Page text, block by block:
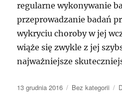
regularne wykonywanie
przeprowadzanie badań
wykryciu choroby w jej
wiąże się zwykle z jej
najważniejsze
Data
13 grudnia 2016 Kategorie
Bez kategorii